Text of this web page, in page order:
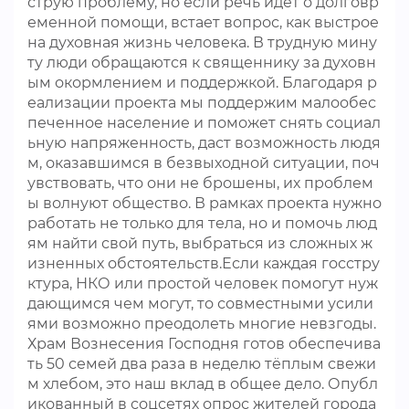
еменной помощи, встает вопрос, как выстрое
на духовная жизнь человека. В трудную мину
ту люди обращаются к священнику за духовн
ым окормлением и поддержкой. Благодаря р
еализации проекта мы поддержим малообес
печенное население и поможет снять социал
ьную напряженность, даст возможность людя
м, оказавшимся в безвыходной ситуации, поч
увствовать, что они не брошены, их проблем
ы волнуют общество. В рамках проекта нужно
работать не только для тела, но и помочь люд
ям найти свой путь, выбраться из сложных ж
изненных обстоятельств.Если каждая госстру
ктура, НКО или простой человек помогут нуж
дающимся чем могут, то совместными усили
ями возможно преодолеть многие невзгоды.
Храм Вознесения Господня готов обеспечива
ть 50 семей два раза в неделю тёплым свежи
м хлебом, это наш вклад в общее дело. Опубл
икованный в соцсетях опрос жителей города